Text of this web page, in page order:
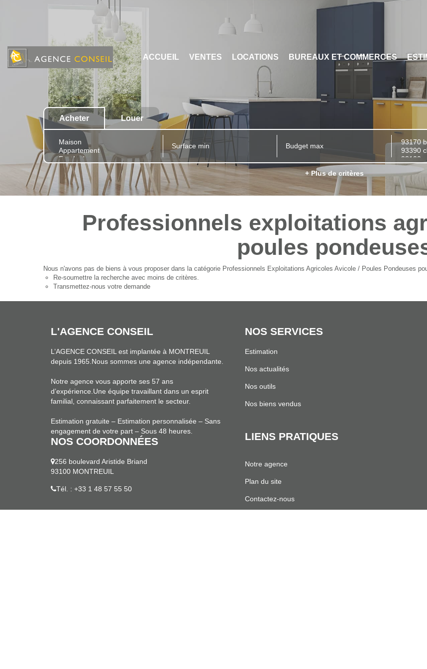
ACCUEIL VENTES LOCATIONS BUREAUX ET COMMERCES
Acheter Louer
+ Plus de critères
Professionnels exploitations
poules
Nous n'avons pas de biens à vous proposer dans la catégorie Professionnels Exploitations Agricoles Avicole / Poules Pondeuses
Re-soumettre la recherche avec moins de critères.
Transmettez-nous votre demande
L'AGENCE CONSEIL
L’AGENCE CONSEIL est implantée à MONTREUIL
depuis 1965.Nous sommes une agence indépendante.
Notre agence vous apporte ses 57 ans
d’expérience.Une équipe travaillant dans un esprit
familial, connaissant parfaitement le secteur.
Estimation gratuite – Estimation personnalisée – Sans
engagement de votre part – Sous 48 heures.
NOS COORDONNÉES
256 boulevard Aristide Briand
93100 MONTREUIL
Tél. : +33 1 48 57 55 50
NOS SERVICES
Estimation
Nos actualités
Nos outils
Nos biens vendus
LIENS PRATIQUES
Notre agence
Plan du site
Contactez-nous